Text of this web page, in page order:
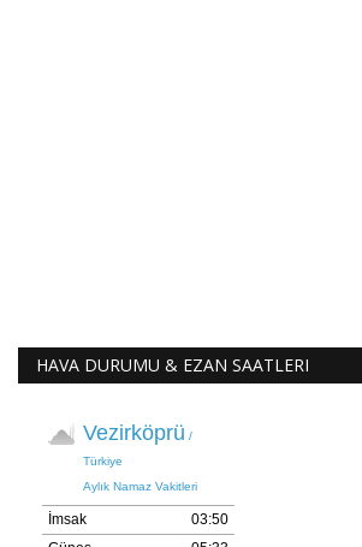
HAVA DURUMU & EZAN SAATLERI